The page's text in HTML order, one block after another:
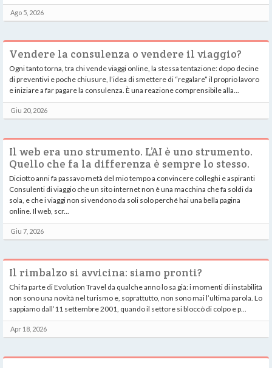
Ago 5, 2026
Vendere la consulenza o vendere il viaggio?
Ogni tanto torna, tra chi vende viaggi online, la stessa tentazione: dopo decine
di preventivi e poche chiusure, l’idea di smettere di “regalare” il proprio lavoro
e iniziare a far pagare la consulenza. È una reazione comprensibile alla...
Giu 20, 2026
Il web era uno strumento. L’AI è uno strumento.
Quello che fa la differenza è sempre lo stesso.
Diciotto anni fa passavo metà del mio tempo a convincere colleghi e aspiranti
Consulenti di viaggio che un sito internet non è una macchina che fa soldi da
sola, e che i viaggi non si vendono da soli solo perché hai una bella pagina
online. Il web, scr...
Giu 7, 2026
Il rimbalzo si avvicina: siamo pronti?
Chi fa parte di Evolution Travel da qualche anno lo sa già: i momenti di instabilità
non sono una novità nel turismo e, soprattutto, non sono mai l’ultima parola. Lo
sappiamo dall’11 settembre 2001, quando il settore si bloccò di colpo e p...
Apr 18, 2026